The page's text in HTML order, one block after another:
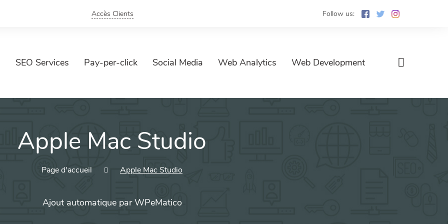
Accès Clients Follow us:
SEO Services Pay-per-click Social Media Web Analytics Web Development
Apple Mac Studio
Page d'accueil Apple Mac Studio
Ajout automatique par WPeMatico